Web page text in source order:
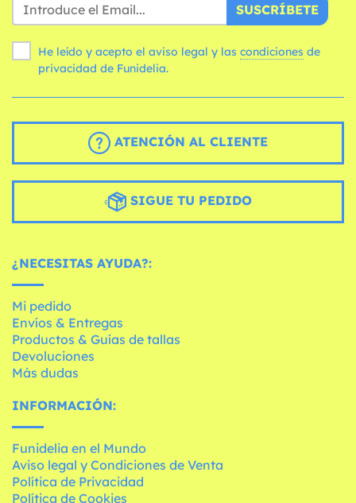
SUSCRÍBETE
He leído y acepto el aviso legal y las condiciones
privacidad de Funidelia.
ATENCIÓN AL CLIENTE
SIGUE TU PEDIDO
¿NECESITAS AYUDA?:
Mi pedido
Envíos & Entregas
Productos & Guías de tallas
Devoluciones
Más dudas
INFORMACIÓN:
Funidelia en el Mundo
Aviso legal y Condiciones de Venta
Política de Privacidad
Política de Cookies